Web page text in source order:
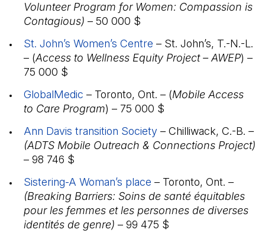
Volunteer Program for Women: Compassion is
Contagious) – 50 000 $
St. John’s Women’s Centre (Il s'ouvre dans un
– St. John’s, T.-N.-L.
– (Access to Wellness Equity Project – AWEP) –
75 000 $
GlobalMedic (Il s'ouvre dans un nouvel onglet)
– Toronto, Ont. – (Mobile Access
to Care Program) – 75 000 $
Ann Davis transition Society (Il s'ouvre dans un
– Chilliwack, C.-B. –
(ADTS Mobile Outreach & Connections Project)
– 98 746 $
Sistering-A Woman’s place (Il s'ouvre dans un
– Toronto, Ont. –
(Breaking Barriers: Soins de santé équitables
pour les femmes et les personnes de diverses
identités de genre) – 99 475 $